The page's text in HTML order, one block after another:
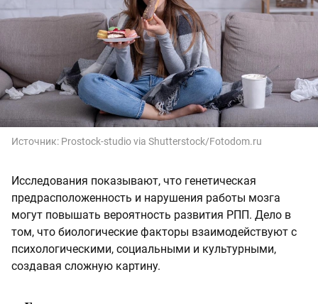
Источник: Prostock-studio via Shutterstock/Fotodom.ru
Исследования показывают, что генетическая
предрасположенность и нарушения работы мозга
могут повышать вероятность развития РПП. Дело в
том, что биологические факторы взаимодействуют с
психологическими, социальными и культурными,
создавая сложную картину.